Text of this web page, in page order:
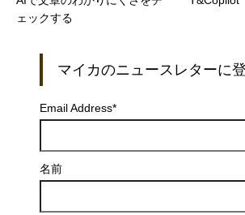
ェックする
マイカのニュースレターに
Email Address*
名前